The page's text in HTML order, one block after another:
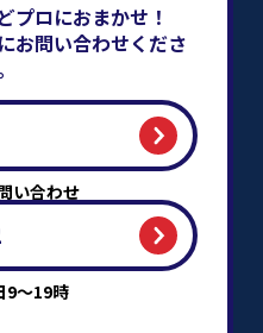
プロにおまかせ！
お問い合わせくださ
い合わせ
9～19時